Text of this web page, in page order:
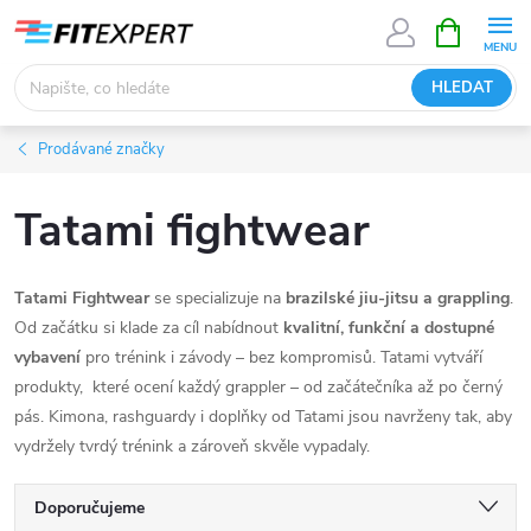
obsah
HLEDAT
NÁKUPNÍ
KOŠÍK
Prodávané značky
Tatami fightwear
Tatami Fightwearse specializuje na brazilské jiu-jitsu a grappling.
Od začátku si klade za cíl nabídnout kvalitní, funkční a dostupné
vybavení pro trénink i závody – bez kompromisů. Tatami vytváří
produkty, které ocení každý grappler – od začátečníka až po černý
pás. Kimona, rashguardy i doplňky od Tatami jsou navrženy tak, aby
vydržely tvrdý trénink a zároveň skvěle vypadaly.
Ř
Doporučujeme